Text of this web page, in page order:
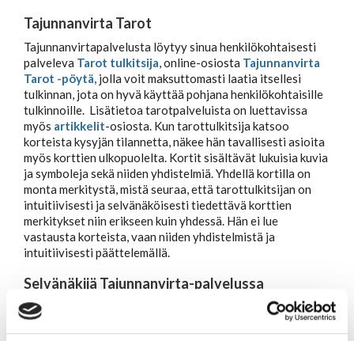
Kuukausihoroskooppi
Vuosihoroskooppi
Elämänhoroskooppi
Rakkaushoroskooppi
Parisuhdehoroskooppi
Horoskooppiartikkelit
Tajunnanvirta Tarot
Tajunnanvirtapalvelusta löytyy sinua henkilökohtaisesti
palveleva Tarot tulkitsija, online-osiosta Tajunnanvirta
Tarot -pöytä, jolla voit maksuttomasti laatia itsellesi
tulkinnan, jota on hyvä käyttää pohjana henkilökohtaisille
tulkinnoille. Lisätietoa tarotpalveluista on luettavissa
myös artikkelit-osiosta. Kun tarottulkitsija katsoo
korteista kysyjän tilannetta, näkee hän tavallisesti asioita
myös korttien ulkopuolelta. Kortit sisältävät lukuisia kuvia
ja symboleja sekä niiden yhdistelmiä. Yhdellä kortilla on
monta merkitystä, mistä seuraa, että tarottulkitsijan on
intuitiivisesti ja selvänäköisesti tiedettävä korttien
merkitykset niin erikseen kuin yhdessä. Hän ei lue
vastausta korteista, vaan niiden yhdistelmistä ja
intuitiivisesti päättelemällä.
Selvänäkijä Tajunnanvirta-palvelussa
Yksi kysytyimmistä tietäjistä palvelussamme on aina ollut
selvänäkijän